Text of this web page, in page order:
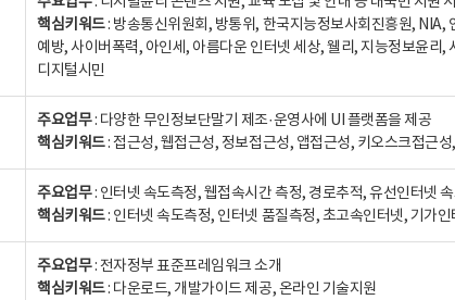
핵심키워드: 방송통신위원회, 방통위, 한국지능정보사회진흥원, NIA,
예방, 사이버폭력, 아인세, 아름다운 인터넷 세상, 웰리, 지능정보윤리,
디지털시민
주요업무: 다양한 무인정보단말기 제조·운영사에 UI 플랫폼을 제공
핵심키워드: 접근성, 웹접근성, 정보접근성, 앱접근성, 키오스크접근
주요업무: 인터넷 속도측정, 웹접속시간 측정, 경로추적, 유선인터넷
핵심키워드: 인터넷 속도측정, 인터넷 품질측정, 초고속인터넷, 기가
주요업무: 전자정부 표준프레임워크 소개
핵심키워드: 다운로드, 개발가이드 제공, 온라인 기술지원